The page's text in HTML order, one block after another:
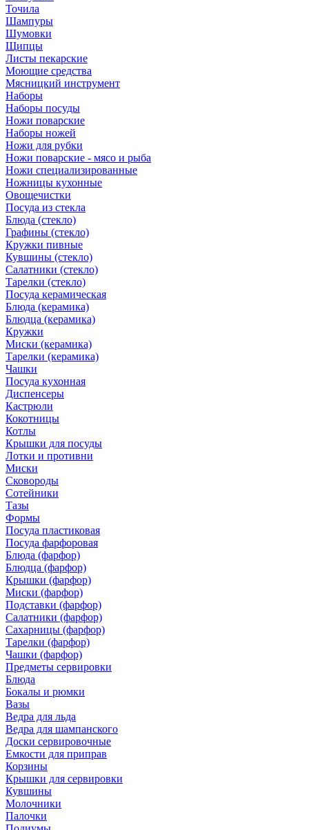
Точила
Шампуры
Шумовки
Щипцы
Листы пекарские
Моющие средства
Мясницкий инструмент
Наборы
Наборы посуды
Ножи поварские
Наборы ножей
Ножи для рубки
Ножи поварские - мясо и рыба
Ножи специализированные
Ножницы кухонные
Овощечистки
Посуда из стекла
Блюда (стекло)
Графины (стекло)
Кружки пивные
Кувшины (стекло)
Салатники (стекло)
Тарелки (стекло)
Посуда керамическая
Блюда (керамика)
Блюдца (керамика)
Кружки
Миски (керамика)
Тарелки (керамика)
Чашки
Посуда кухонная
Диспенсеры
Кастрюли
Кокотницы
Котлы
Крышки для посуды
Лотки и противни
Миски
Сковороды
Сотейники
Тазы
Формы
Посуда пластиковая
Посуда фарфоровая
Блюда (фарфор)
Блюдца (фарфор)
Крышки (фарфор)
Миски (фарфор)
Подставки (фарфор)
Салатники (фарфор)
Сахарницы (фарфор)
Тарелки (фарфор)
Чашки (фарфор)
Предметы сервировки
Блюда
Бокалы и рюмки
Вазы
Ведра для льда
Ведра для шампанского
Доски сервировочные
Емкости для приправ
Корзины
Крышки для сервировки
Кувшины
Молочники
Палочки